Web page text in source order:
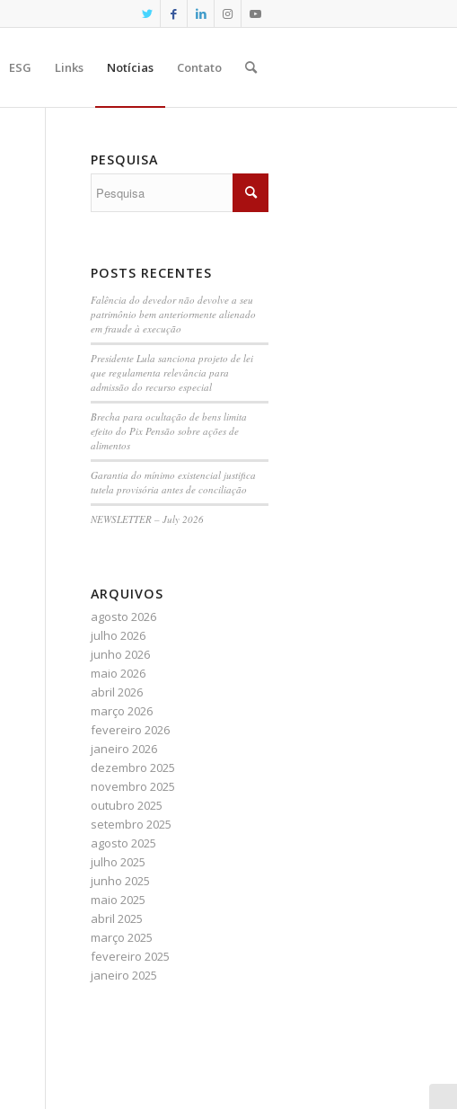
ESG Links Notícias Contato
PESQUISA
POSTS RECENTES
Falência do devedor não devolve a seu
patrimônio bem anteriormente alienado
em fraude à execução
Presidente Lula sanciona projeto de lei
que regulamenta relevância para
admissão do recurso especial
Brecha para ocultação de bens limita
efeito do Pix Pensão sobre ações de
alimentos
Garantia do mínimo existencial justifica
tutela provisória antes de conciliação
NEWSLETTER – July 2026
ARQUIVOS
agosto 2026
julho 2026
junho 2026
maio 2026
abril 2026
março 2026
fevereiro 2026
janeiro 2026
dezembro 2025
novembro 2025
outubro 2025
setembro 2025
agosto 2025
julho 2025
junho 2025
maio 2025
abril 2025
março 2025
fevereiro 2025
janeiro 2025